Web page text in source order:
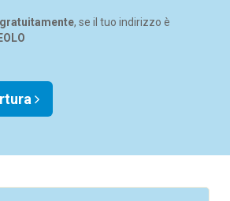
gratuitamente, se il tuo indirizzo è
EOLO